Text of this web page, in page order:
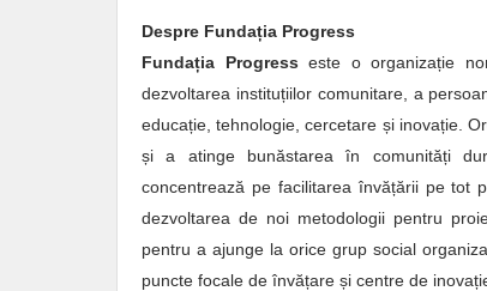
Despre Fundația Progress
Fundația Progress este o organizație
dezvoltarea instituțiilor comunitare, a
educație, tehnologie, cercetare și inovație.
și a atinge bunăstarea în comunități
concentrează pe facilitarea învățării pe tot
dezvoltarea de noi metodologii pentru
pentru a ajunge la orice grup social
puncte focale de învățare și centre de